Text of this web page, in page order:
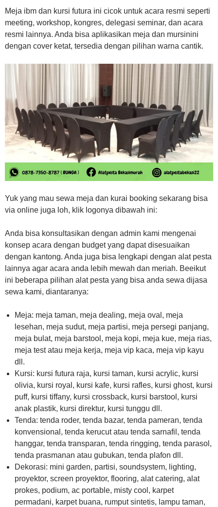
Meja ibm dan kursi futura ini cicok untuk acara resmi seperti
meeting, workshop, kongres, delegasi seminar, dan acara
resmi lainnya. Anda bisa aplikasikan meja dan mursinini
dengan cover ketat, tersedia dengan pilihan warna cantik.
Yuk yang mau sewa meja dan kurai booking sekarang bisa
via online juga loh, klik logonya dibawah ini:
Anda bisa konsultasikan dengan admin kami mengenai
konsep acara dengan budget yang dapat disesuaikan
dengan kantong. Anda juga bisa lengkapi dengan alat pesta
lainnya agar acara anda lebih mewah dan meriah. Beeikut
ini beberapa pilihan alat pesta yang bisa anda sewa dijasa
sewa kami, diantaranya:
Meja: meja taman, meja dealing, meja oval, meja
lesehan, meja sudut, meja partisi, meja persegi panjang,
meja bulat, meja barstool, meja kopi, meja kue, meja rias,
meja test atau meja kerja, meja vip kaca, meja vip kayu
dll.
Kursi: kursi futura raja, kursi taman, kursi acrylic, kursi
olivia, kursi royal, kursi kafe, kursi rafles, kursi ghost, kursi
puff, kursi tiffany, kursi crossback, kursi barstool, kursi
anak plastik, kursi direktur, kursi tunggu dll.
Tenda: tenda roder, tenda bazar, tenda pameran, tenda
konvensional, tenda kerucut atau tenda sarnafil, tenda
hanggar, tenda transparan, tenda ringging, tenda parasol,
tenda prasmanan atau gubukan, tenda plafon dll.
Dekorasi: mini garden, partisi, soundsystem, lighting,
proyektor, screen proyektor, flooring, alat catering, alat
prokes, podium, ac portable, misty cool, karpet
permadani, karpet buana, rumput sintetis, lampu taman,